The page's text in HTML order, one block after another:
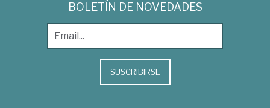
BOLETÍN DE NOVEDADES
SUSCRIBIRSE